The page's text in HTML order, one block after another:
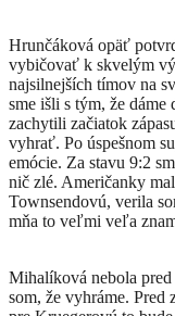
Hrunčáková opäť
vybičovať k skvelým
najsilnejších tímov na
sme išli s tým, že
zachytili začiatok
vyhrať. Po úspešnom
emócie. Za stavu 9:2
nič zlé. Američanky
Townsendovú, verila
mňa to veľmi veľa
Mihalíková nebola
som, že vyhráme. Pred